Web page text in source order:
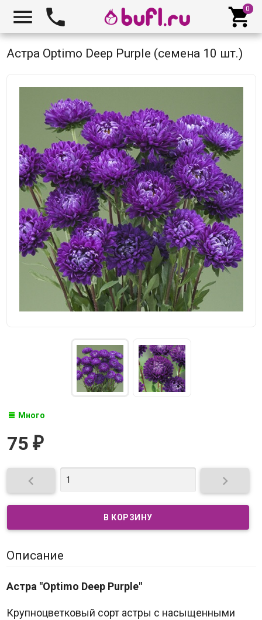
  
Астра Optimo Deep Purple (семена 10 шт.)
Много
75 ₽
 
Описание
Астра "Optimo Deep Purple"
Крупноцветковый сорт астры с насыщенными